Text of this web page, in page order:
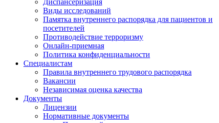
Диспансеризация
Виды исследований
Памятка внутреннего распорядка для пациентов и
посетителей
Противодействие терроризму
Онлайн-приемная
Политика конфиденциальности
Cпециалистам
Правила внутреннего трудового распорядка
Вакансии
Независимая оценка качества
Документы
Лицензии
Нормативные документы